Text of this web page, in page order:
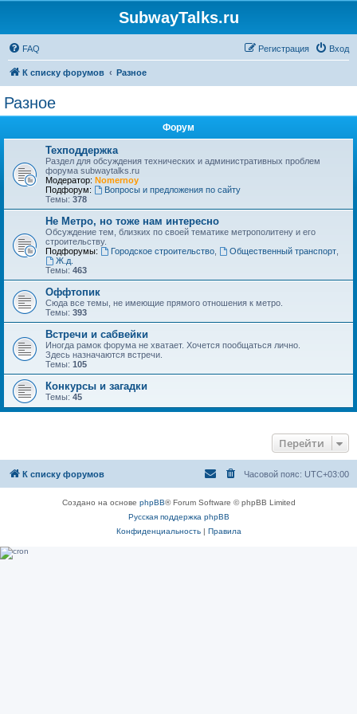
SubwayTalks.ru
FAQ Вход
Регистрация
К списку форумов Разное
Разное
Форум
Техподдержка
Раздел для обсуждения технических и административных проблем
форума subwaytalks.ru
Модератор: Nomernoy
Подфорум:
Вопросы и предложения по сайту
Темы: 378
Не Метро, но тоже нам интересно
Обсуждение тем, близких по своей тематике метрополитену и его
строительству.
Подфорумы:
Городское строительство, Общественный транспорт,
Ж.д.
Темы: 463
Оффтопик
Сюда все темы, не имеющие прямого отношения к метро.
Темы: 393
Встречи и сабвейки
Иногда рамок форума не хватает. Хочется пообщаться лично.
Здесь назначаются встречи.
Темы: 105
Конкурсы и загадки
Темы: 45
Перейти
К списку форумов Часовой пояс: UTC+03:00
Создано на основе phpBB® Forum Software © phpBB Limited
Русская поддержка phpBB
Конфиденциальность| Правила